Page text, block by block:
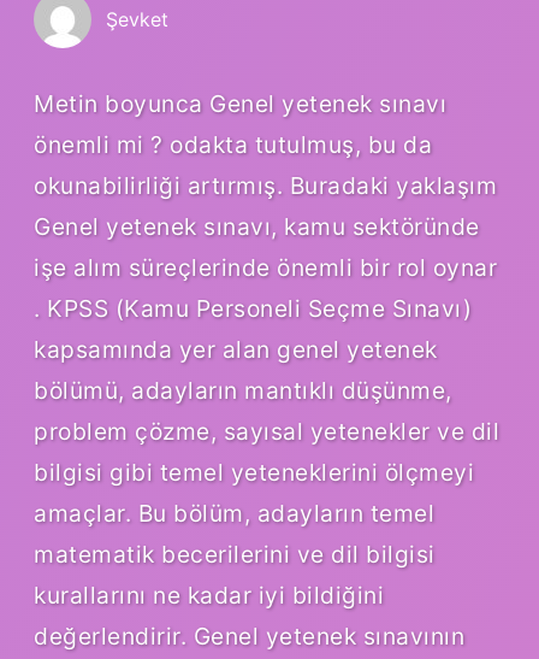
Şevket
Metin boyunca Genel yetenek sınavı
önemli mi ? odakta tutulmuş, bu da
okunabilirliği artırmış. Buradaki yaklaşım
Genel yetenek sınavı, kamu sektöründe
işe alım süreçlerinde önemli bir rol oynar
. KPSS (Kamu Personeli Seçme Sınavı)
kapsamında yer alan genel yetenek
bölümü, adayların mantıklı düşünme,
problem çözme, sayısal yetenekler ve dil
bilgisi gibi temel yeteneklerini ölçmeyi
amaçlar. Bu bölüm, adayların temel
matematik becerilerini ve dil bilgisi
kurallarını ne kadar iyi bildiğini
değerlendirir. Genel yetenek sınavının